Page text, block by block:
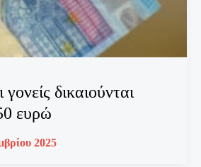
δικαιούνται
ευρώ
2025